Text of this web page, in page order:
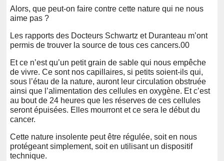
Alors, que peut-on faire contre cette nature qui ne nous
aime pas ?
Les rapports des Docteurs Schwartz et Duranteau m’ont
permis de trouver la source de tous ces cancers.00
Et ce n’est qu’un petit grain de sable qui nous empêche
de vivre. Ce sont nos capillaires, si petits soient-ils qui,
sous l’étau de la nature, auront leur circulation obstruée
ainsi que l’alimentation des cellules en oxygène. Et c’est
au bout de 24 heures que les réserves de ces cellules
seront épuisées. Elles mourront et ce sera le début du
cancer.
Cette nature insolente peut être régulée, soit en nous
protégeant simplement, soit en utilisant un dispositif
technique.